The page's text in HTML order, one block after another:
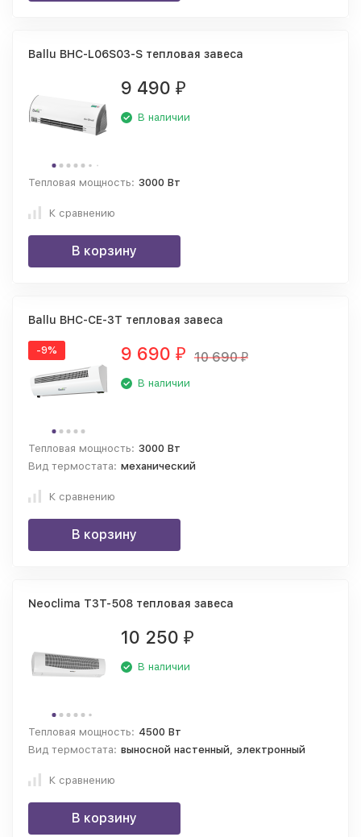
Ballu BHC-L06S03-S тепловая завеса
9 490 ₽
В наличии
Тепловая мощность: 3000 Вт
К сравнению
В корзину
Ballu BHC-CE-3T тепловая завеса
-9% 9 690 ₽ 10 690 ₽
В наличии
Тепловая мощность: 3000 Вт
Вид термостата: механический
К сравнению
В корзину
Neoclima ТЗТ-508 тепловая завеса
10 250 ₽
В наличии
Тепловая мощность: 4500 Вт
Вид термостата: выносной настенный, электронный
К сравнению
В корзину